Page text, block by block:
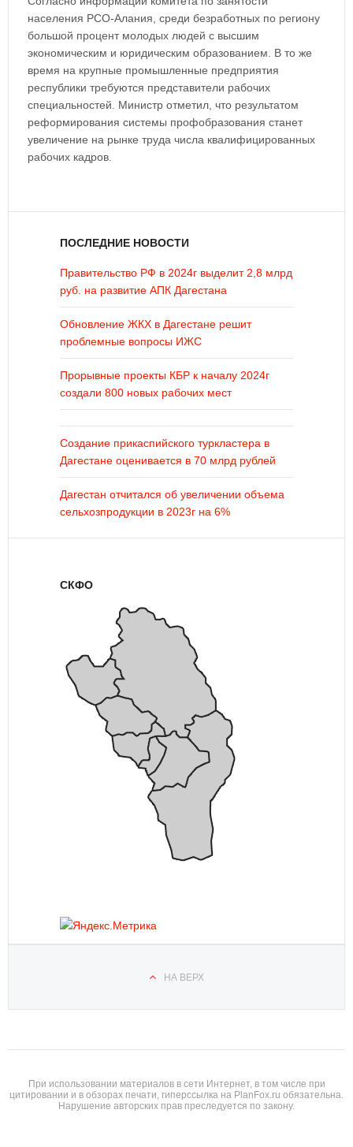
населения РСО-Алания, среди безработных по региону
большой процент молодых людей с высшим
экономическим и юридическим образованием. В то же
время на крупные промышленные предприятия
республики требуются представители рабочих
специальностей. Министр отметил, что результатом
реформирования системы профобразования станет
увеличение на рынке труда числа квалифицированных
рабочих кадров.
ПОСЛЕДНИЕ НОВОСТИ
Правительство РФ в 2024г выделит 2,8 млрд
руб. на развитие АПК Дагестана
Обновление ЖКХ в Дагестане решит
проблемные вопросы ИЖС
Прорывные проекты КБР к началу 2024г
создали 800 новых рабочих мест
Создание прикаспийского туркластера в
Дагестане оценивается в 70 млрд рублей
Дагестан отчитался об увеличении объема
сельхозпродукции в 2023г на 6%
СКФО
НА ВЕРХ
При использовании материалов в сети Интернет, в том числе при
цитировании и в обзорах печати, гиперссылка на PlanFox.ru обязательна.
Нарушение авторских прав преследуется по закону.